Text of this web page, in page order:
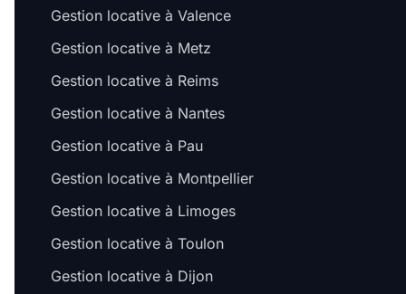
Gestion locative à Valence
Gestion locative à Metz
Gestion locative à Reims
Gestion locative à Nantes
Gestion locative à Pau
Gestion locative à Montpellier
Gestion locative à Limoges
Gestion locative à Toulon
Gestion locative à Dijon